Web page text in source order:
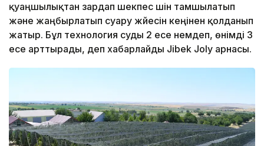
қуаңшылықтан зардап шекпес үшін тамшылатып
және жаңбырлатып суару жүйесін кеңінен қолданып
жатыр. Бұл технология суды 2 есе үнемдеп, өнімді 3
есе арттырады, деп хабарлайды Jibek Joly арнасы.